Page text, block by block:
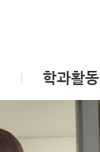
학과활동